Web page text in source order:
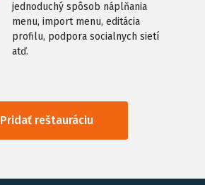
jednoduchý spôsob náplňania
menu, import menu, editácia
profilu, podpora socialnych sietí
atď.
Pridať reštauráciu